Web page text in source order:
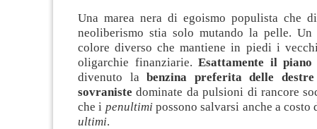
Una marea nera di egoismo populista che
neoliberismo stia solo mutando la pelle. Un
colore diverso che mantiene in piedi i
oligarchie finanziarie.Esattamente il
divenuto labenzina preferita delle
sovraniste dominate da pulsioni di rancore
che i penultimi possono salvarsi anche a
ultimi.